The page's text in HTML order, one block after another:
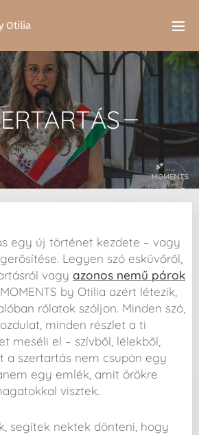
Otilia
egy új történet kezdete – vagy
Legyen szó esküvőről,
vagy azonos nemű párok
by Otilia azért létezik,
rólatok szóljon. Minden szó,
minden részlet a ti
meséli el – szívből, lélekből,
a szertartás nem csupán egy
egy emlék, amit örökre
visztek.
segítek nektek dönteni, hogy